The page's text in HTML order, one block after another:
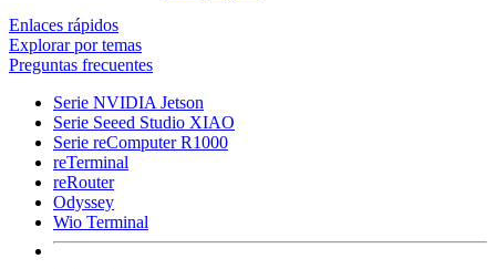
Enlaces rápidos
Explorar por temas
Preguntas frecuentes
Serie NVIDIA Jetson
Serie Seeed Studio XIAO
Serie reComputer R1000
reTerminal
reRouter
Odyssey
Wio Terminal